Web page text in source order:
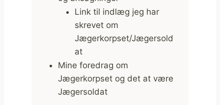
Link til indlæg jeg har
skrevet om
Jægerkorpset/Jægersold
at
Mine foredrag om
Jægerkorpset og det at være
Jægersoldat